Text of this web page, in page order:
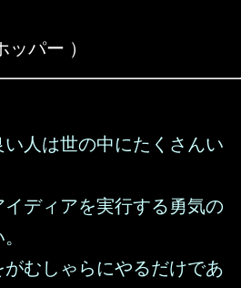
ッパー ）
い人は世の中にたくさんい
イディアを実行する勇気の
むしゃらにやるだけであ